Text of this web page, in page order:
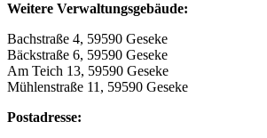
Weitere Verwaltungsgebäude:
Bachstraße 4, 59590 Geseke
Bäckstraße 6, 59590 Geseke
Am Teich 13, 59590 Geseke
Mühlenstraße 11, 59590 Geseke
Postadresse: